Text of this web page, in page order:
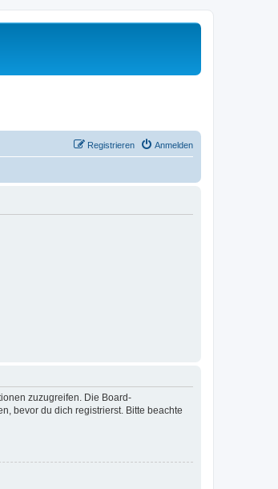
Anmelden
Registrieren
zuzugreifen. Die Board-
bevor du dich registrierst. Bitte beachte